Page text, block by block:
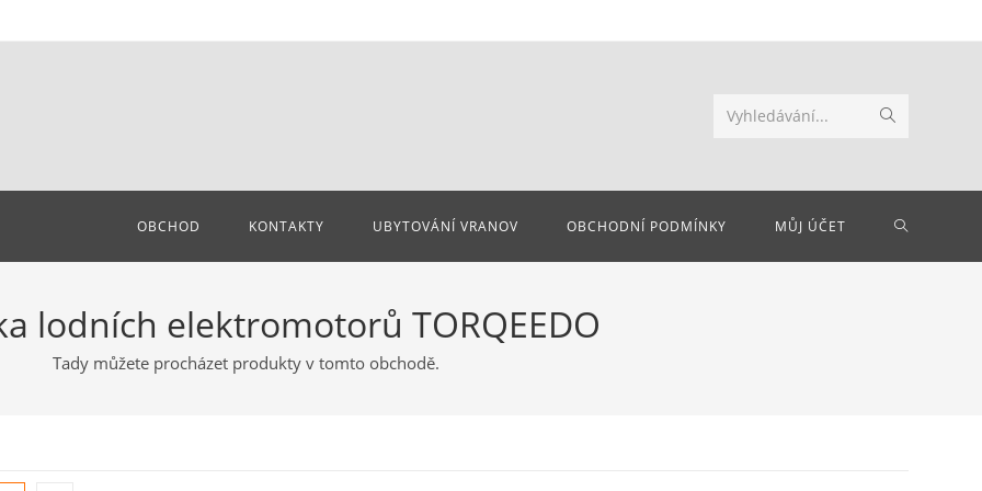
Vyhledávání... Odeslat
OBCHOD KONTAKTY UBYTOVÁNÍ VRANOV OBCHODNÍ PODMÍNKY MŮJ ÚČET PŘEPNOUT
lodních elektromotorů TORQEEDO
Tady můžete procházet produkty v tomto obchodě.